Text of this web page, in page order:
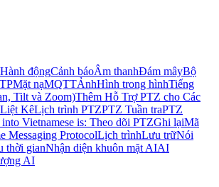
Hành độngCảnh báoÂm thanhĐám mâyBộ
Mặt nạMQTTẢnhHình trong hìnhTiếng
Tilt và Zoom)Thêm Hỗ Trợ PTZ cho Các
KêLịch trình PTZPTZ Tuần traPTZ
Vietnamese is: Theo dõi PTZGhi lạiMã
Messaging ProtocolLịch trìnhLưu trữNói
thời gianNhận diện khuôn mặt AIAI
AI